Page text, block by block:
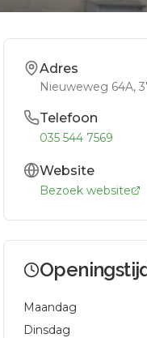
Adres
Nieuweweg 64A,
Telefoon
035 544 7569
Website
Bezoek website
Maandag
Dinsdag